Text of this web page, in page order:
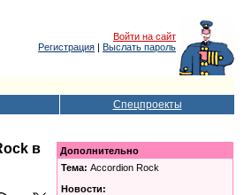
Войти на сайт
Регистрация | Выслать пароль
Спецпроекты
в
Дополнительно
Тема: Accordion Rock
Новости: